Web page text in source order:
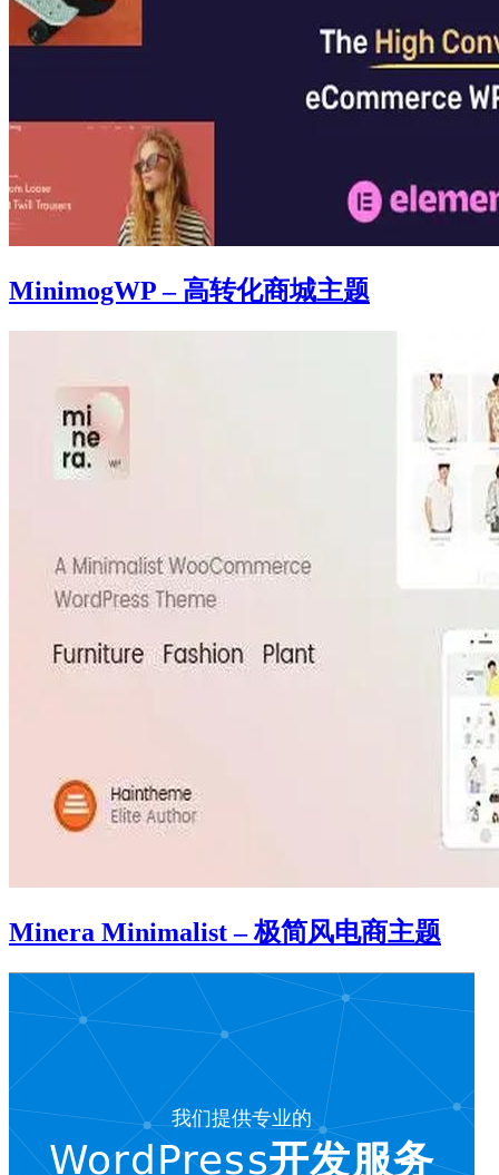
MinimogWP – 高转化商城主题
Minera Minimalist – 极简风电商主题